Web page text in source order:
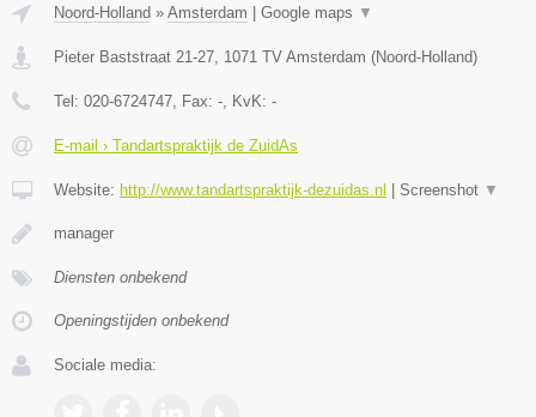
Noord-Holland » Amsterdam Google maps ▼
Pieter Baststraat 21-27, 1071 TV Amsterdam (Noord-Holland)
Tel: 020-6724747, Fax: -, KvK: -
E-mail › Tandartspraktijk de ZuidAs
Website: http://www.tandartspraktijk-dezuidas.nl Screenshot ▼
manager
Diensten onbekend
Openingstijden onbekend
Sociale media: